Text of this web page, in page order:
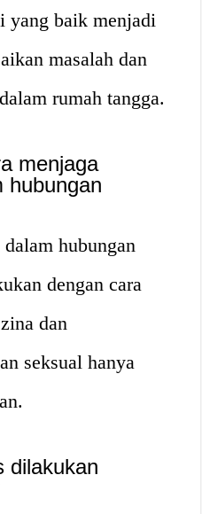
yang baik menjadi
masalah dan
rumah tangga.
menjaga
hubungan
hubungan
dengan cara
dan
seksual hanya
dilakukan